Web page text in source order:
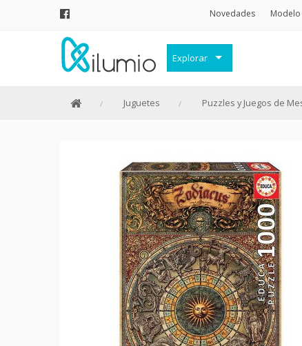
Novedades Modelo
Explorar
Frases Originales
Menaje
Merchandising Friki
Moda y Complementos
Invierno
Verano
Outlet
Personajes y marcas
Todas las categorías
Juguetes Puzzles y Juegos de